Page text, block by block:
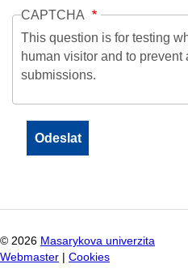
CAPTCHA
This question is for testing
human visitor and to prevent
submissions.
© 2026 Masarykova univerzita
Webmaster
Cookies